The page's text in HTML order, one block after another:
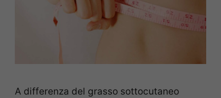
A differenza del grasso sottocutaneo